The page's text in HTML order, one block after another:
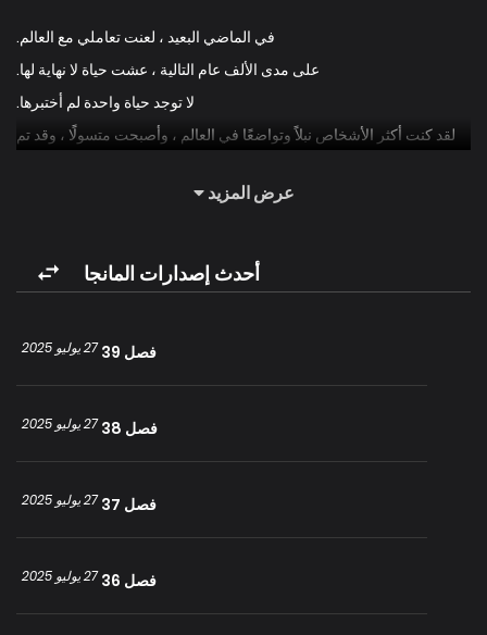
في الماضي البعيد ، لعنت تعاملي مع العالم.
على مدى الألف عام التالية ، عشت حياة لا نهاية لها.
لا توجد حياة واحدة لم أختبرها.
لقد كنت أكثر الأشخاص نبلاً وتواضعًا في العالم ، وأصبحت متسولًا ، وقد تم
وبعد أكثر حياتي بؤسًا وألمًا ، فكرت في الأمر مرة أخرى.
لقد قررت أن أعيش حياة كسلان كسول هذه المرة ، لكن لماذا لا يزال الناس
يضايقونني؟ اسمحوا لي أن أخذ قسط من الراحة.
عرض المزيد
أحدث إصدارات المانجا
فصل 39 27 يوليو 2025
فصل 38 27 يوليو 2025
فصل 37 27 يوليو 2025
فصل 36 27 يوليو 2025